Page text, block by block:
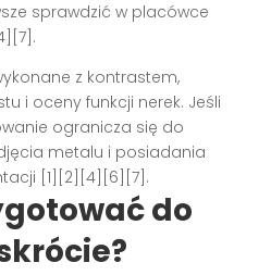
sprawdzić w placówce
z kontrastem,
i oceny funkcji nerek. Jeśli
ogranicza się do
metalu i posiadania
[1][2][4][6][7].
do